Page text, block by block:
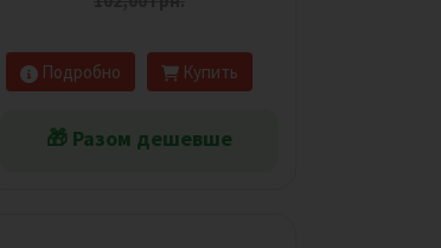
Подробно Купить
🎁 Разом дешевше